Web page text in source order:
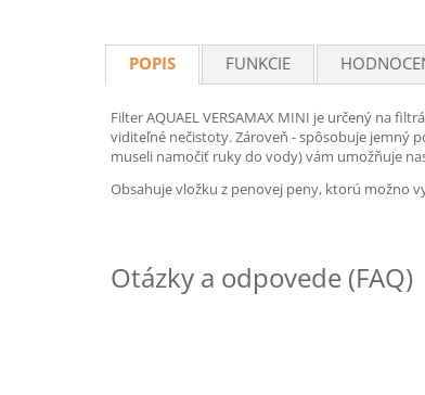
POPIS FUNKCIE
Filter AQUAEL VERSAMAX MINI je určený na
viditeľné nečistoty. Zároveň - spôsobuje jemný
museli namočiť ruky do vody) vám umožňuje
Obsahuje vložku z penovej peny, ktorú možno
Otázky a odpovede (FAQ)